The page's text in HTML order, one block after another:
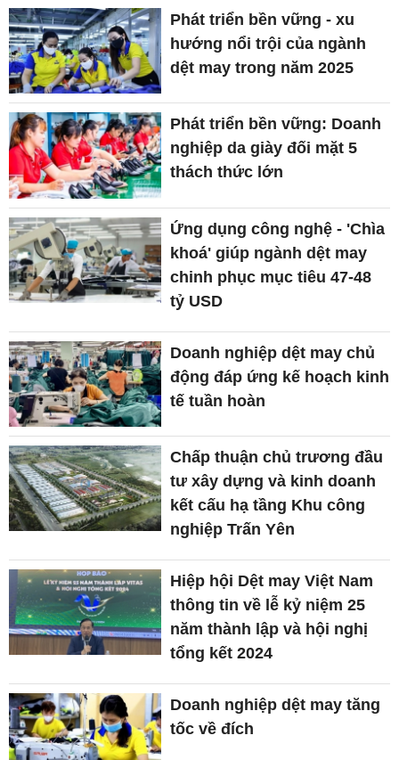
Phát triển bền vững - xu
hướng nổi trội của ngành
dệt may trong năm 2025
Phát triển bền vững: Doanh
nghiệp da giày đối mặt 5
thách thức lớn
Ứng dụng công nghệ - 'Chìa
khoá' giúp ngành dệt may
chinh phục mục tiêu 47-48
tỷ USD
Doanh nghiệp dệt may chủ
động đáp ứng kế hoạch kinh
tế tuần hoàn
Chấp thuận chủ trương đầu
tư xây dựng và kinh doanh
kết cấu hạ tầng Khu công
nghiệp Trấn Yên
Hiệp hội Dệt may Việt Nam
thông tin về lễ kỷ niệm 25
năm thành lập và hội nghị
tổng kết 2024
Doanh nghiệp dệt may tăng
tốc về đích